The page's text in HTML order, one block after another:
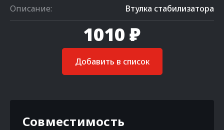
Описание: Втулка стабилизатора
1010 ₽
Добавить в список
Совместимость